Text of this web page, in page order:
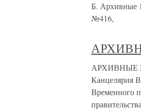
Б. Архивные
№416,
АРХИВНЫЕ
Канцелярия
Временного